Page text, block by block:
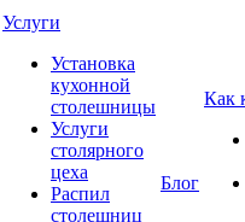
Услуги
Установка
кухонной
столешницы
Услуги
столярного
цеха
Распил
столешниц
Блог
Как